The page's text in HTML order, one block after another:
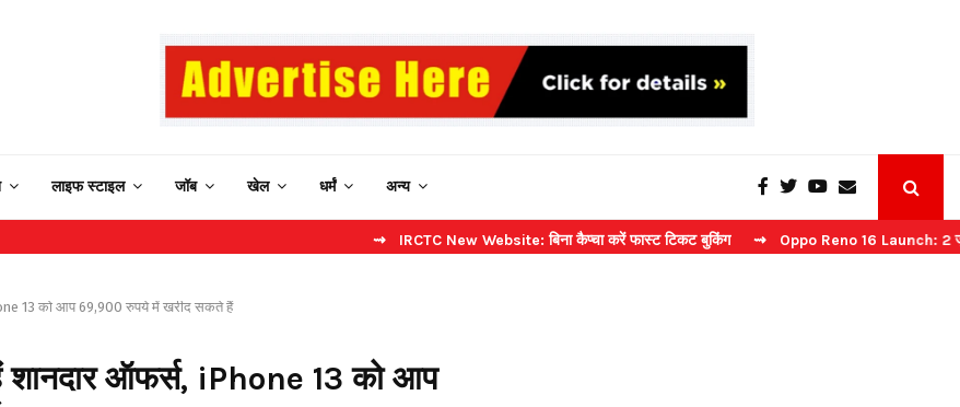
लाइफ स्टाइल जॉब खेल धर्मं अन्य
⇝ IRCTC New Website: बिना कैप्चा करें फास्ट टिकट बुकिंग ⇝ Oppo Reno 16 Launch: 2 जुलाई को
13 को आप 69,900 रुपये में खरीद सकते हैं
शानदार ऑफर्स, iPhone 13 को आप